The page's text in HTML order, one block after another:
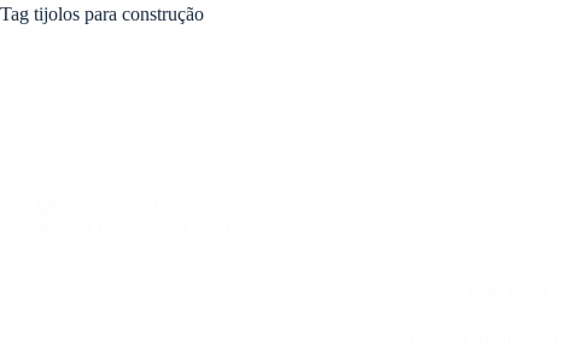
Tag tijolos para construção